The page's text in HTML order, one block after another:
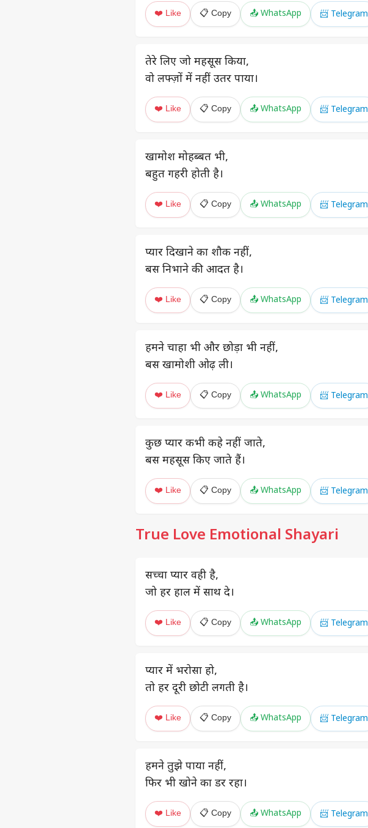
❤️ Like 📋 Copy 📤 WhatsApp 📨 Telegram
तेरे लिए जो महसूस किया,
वो लफ्ज़ों में नहीं उतर पाया।
❤️ Like 📋 Copy 📤 WhatsApp 📨 Telegram
खामोश मोहब्बत भी,
बहुत गहरी होती है।
❤️ Like 📋 Copy 📤 WhatsApp 📨 Telegram
प्यार दिखाने का शौक नहीं,
बस निभाने की आदत है।
❤️ Like 📋 Copy 📤 WhatsApp 📨 Telegram
हमने चाहा भी और छोड़ा भी नहीं,
बस खामोशी ओढ़ ली।
❤️ Like 📋 Copy 📤 WhatsApp 📨 Telegram
कुछ प्यार कभी कहे नहीं जाते,
बस महसूस किए जाते हैं।
❤️ Like 📋 Copy 📤 WhatsApp 📨 Telegram
True Love Emotional Shayari
सच्चा प्यार वही है,
जो हर हाल में साथ दे।
❤️ Like 📋 Copy 📤 WhatsApp 📨 Telegram
प्यार में भरोसा हो,
तो हर दूरी छोटी लगती है।
❤️ Like 📋 Copy 📤 WhatsApp 📨 Telegram
हमने तुझे पाया नहीं,
फिर भी खोने का डर रहा।
❤️ Like 📋 Copy 📤 WhatsApp 📨 Telegram